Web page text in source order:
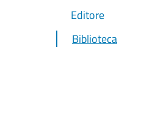
Editore
Biblioteca